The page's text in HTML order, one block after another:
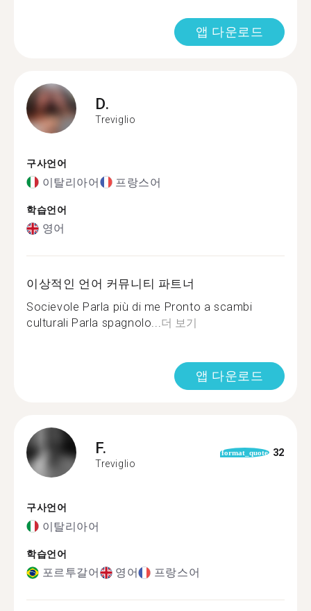
앱 다운로드
D.
Treviglio
구사언어
이탈리아어 프랑스어
학습언어
영어
이상적인 언어 커뮤니티 파트너
Socievole Parla più di me Pronto a scambi
culturali Parla spagnolo...더 보기
앱 다운로드
F.
Treviglio
format_quote 32
구사언어
이탈리아어
학습언어
포르투갈어 영어 프랑스어